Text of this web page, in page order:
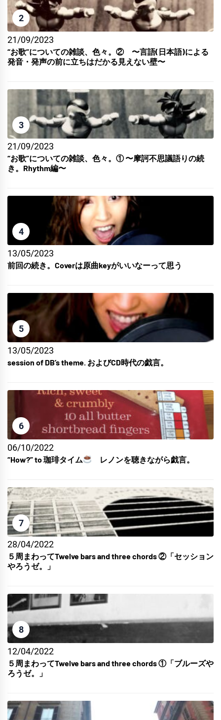
2
21/09/2023
“お歌”についての雑談、色々。② 〜言語(日本語)による
発音・発声の前に立ちはだかる見えない壁〜
3
21/09/2023
“お歌”についての雑談、色々。① 〜摩訶不思議語りの続
き。Rhythm編〜
4
13/05/2023
前回の続き。Coverは原曲keyがいいなーって思う
5
13/05/2023
session of DB’s theme. およびCD時代の戯言。
6
06/10/2022
“How?” to 珈琲タイム レノンを聴きながら戯言。
7
28/04/2022
５周まわってTwelve bars and three chords ②「セッション
やろうゼ。」
8
12/04/2022
５周まわってTwelve bars and three chords ①「ブルーズや
ろうゼ。」